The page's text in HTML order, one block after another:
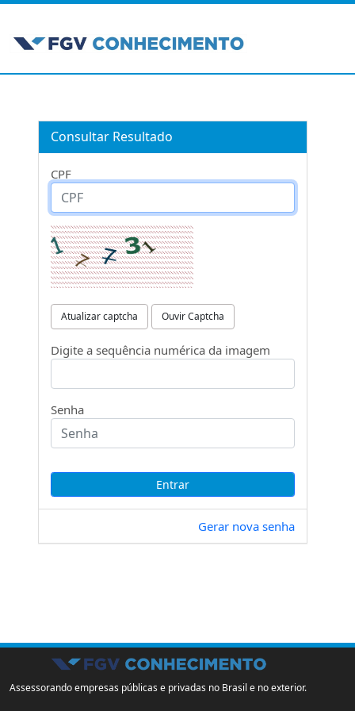
Consultar Resultado
CPF
Atualizar captcha Ouvir Captcha
Digite a sequência numérica da imagem
Senha
Gerar nova senha
Assessorando empresas públicas e privadas no Brasil e no exterior.